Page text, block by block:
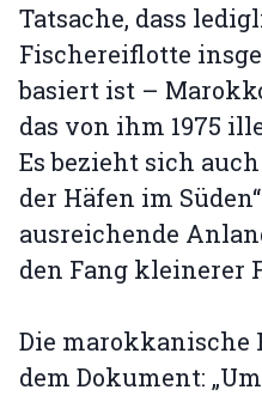
Tatsache, dass
Fischereiflotte
basiert ist –
das von ihm 1975
Es bezieht sich
der Häfen im
ausreichende
den Fang kleinerer
Die
dem Dokument: